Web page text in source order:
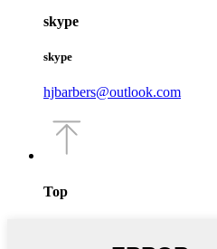
skype
skype
hjbarbers@outlook.com
Top